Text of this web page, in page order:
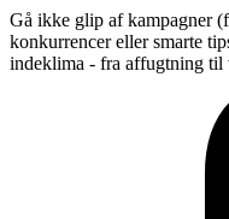
Gå ikke glip af kampagner
konkurrencer eller smarte
indeklima - fra affugtning til